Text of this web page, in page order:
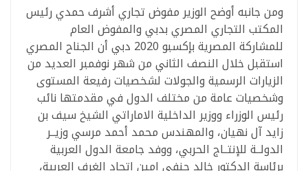
ومن جانبه أوضح الوزير مفوض تجاري أشرف حمدي رئيس
المكتب التجاري المصري بدبي والمفوض العام
للمشاركة المصرية بإكسبو 2020 دبي أن الجناح المصري
استقبل خلال النصف الثاني من شهر نوفمبر العديد من
الزيارات الرسمية والجولات لشخصيات رفيعة المستوى
وشخصيات عامة من مختلف الدول في مقدمتها نائب
رئيس الوزراء ووزير الداخلية الاماراتي الشيخ سيف بن
زايد آل نهيان، والمهندس محمد أحمد مرسي وزيــر
الدولــة للإنتــاج الحربي، ووفد جامعة الدول العربية
برئاسة الدكتور خالد حنفي امين اتحاد الغرف العربية،